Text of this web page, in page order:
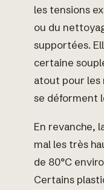
les tensions
ou du
supportées.
certaine
atout pour les
se déforment
En revanche,
mal les très
de 80°C
Certains